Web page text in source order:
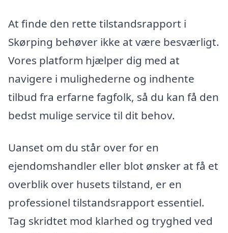
At finde den rette tilstandsrapport i
Skørping behøver ikke at være besværligt.
Vores platform hjælper dig med at
navigere i mulighederne og indhente
tilbud fra erfarne fagfolk, så du kan få den
bedst mulige service til dit behov.
Uanset om du står over for en
ejendomshandler eller blot ønsker at få et
overblik over husets tilstand, er en
professionel tilstandsrapport essentiel.
Tag skridtet mod klarhed og tryghed ved